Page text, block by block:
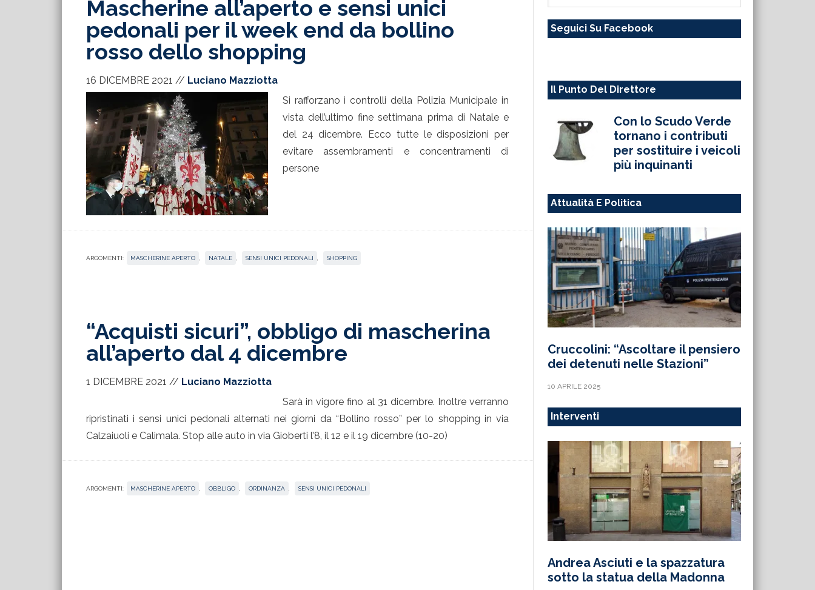
Mascherine all’aperto e sensi unici
pedonali per il week end da bollino
rosso dello shopping
16 DICEMBRE 2021 // Luciano Mazziotta
Si rafforzano i controlli della Polizia Municipale in
vista dell’ultimo fine settimana prima di Natale e
del 24 dicembre. Ecco tutte le disposizioni per
evitare assembramenti e concentramenti di
persone
ARGOMENTI: MASCHERINE APERTO NATALE SENSI UNICI PEDONALI SHOPPING
“Acquisti sicuri”, obbligo di mascherina
all’aperto dal 4 dicembre
1 DICEMBRE 2021 // Luciano Mazziotta
Sarà in vigore fino al 31 dicembre. Inoltre verranno
ripristinati i sensi unici pedonali alternati nei giorni da “Bollino rosso” per lo shopping in via
Calzaiuoli e Calimala. Stop alle auto in via Gioberti l’8, il 12 e il 19 dicembre (10-20)
ARGOMENTI: MASCHERINE APERTO OBBLIGO ORDINANZA SENSI UNICI PEDONALI
sito
Seguici Su Facebook
Il Punto Del Direttore
Con lo Scudo Verde
tornano i contributi
per sostituire i veicoli
più inquinanti
Attualità E Politica
Cruccolini: “Ascoltare il pensiero
dei detenuti nelle Stazioni”
10 APRILE 2025
Interventi
Andrea Asciuti e la spazzatura
sotto la statua della Madonna